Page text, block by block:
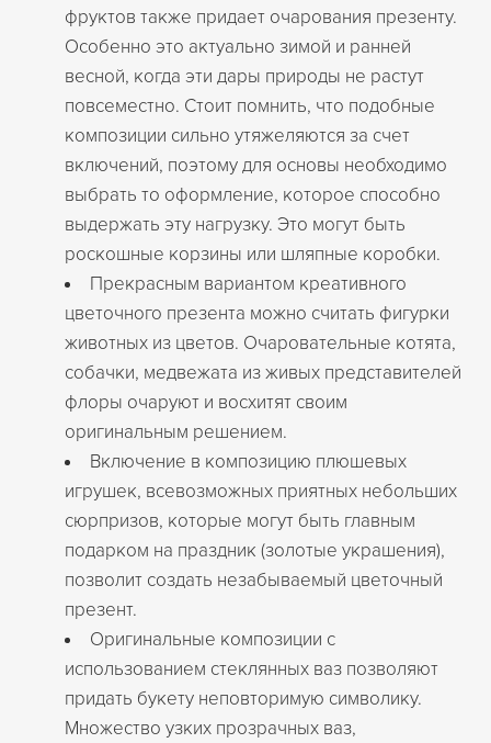
фруктов также придает очарования презенту.
Особенно это актуально зимой и ранней
весной, когда эти дары природы не растут
повсеместно. Стоит помнить, что подобные
композиции сильно утяжеляются за счет
включений, поэтому для основы необходимо
выбрать то оформление, которое способно
выдержать эту нагрузку. Это могут быть
роскошные корзины или шляпные коробки.
Прекрасным вариантом креативного
цветочного презента можно считать фигурки
животных из цветов. Очаровательные котята,
собачки, медвежата из живых представителей
флоры очаруют и восхитят своим
оригинальным решением.
Включение в композицию плюшевых
игрушек, всевозможных приятных небольших
сюрпризов, которые могут быть главным
подарком на праздник (золотые украшения),
позволит создать незабываемый цветочный
презент.
Оригинальные композиции с
использованием стеклянных ваз позволяют
придать букету неповторимую символику.
Множество узких прозрачных ваз,